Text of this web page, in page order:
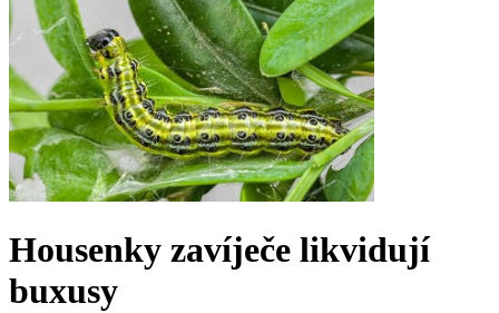
Housenky zavíječe likvidují
buxusy